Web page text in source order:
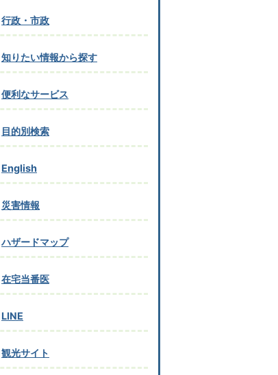
行政・市政
知りたい情報から探す
便利なサービス
目的別検索
English
災害情報
ハザードマップ
在宅当番医
LINE
観光サイト